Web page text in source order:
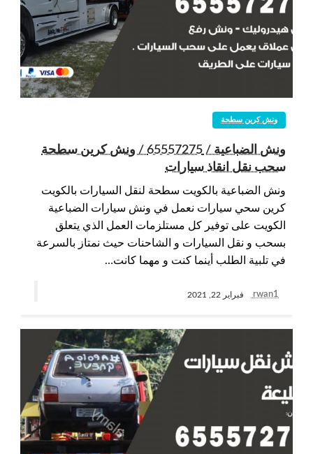
ونش كرين سطحة
ونش الضباعية / 65557275 / ونش كرين سطحة
سحب نقل انقاذ سيارات
ونش الضباعية بالكويت سطحة لنقل السيارات بالكويت
كرين سحي سيارات نعمل في ونش سيارات الضباعية
الكويت على توفير كل مستلزمات العمل الذي يتعلق
بسحب و نقل السيارات و الشاحنات حيث نمتاز بالسرعة
في تلبية الطلب أينما كنت و مهما كانت…
rwan1 فبراير 22, 2021